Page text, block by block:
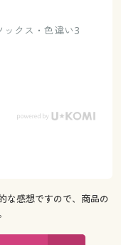
ックス・色違い3
な感想ですので、商品の